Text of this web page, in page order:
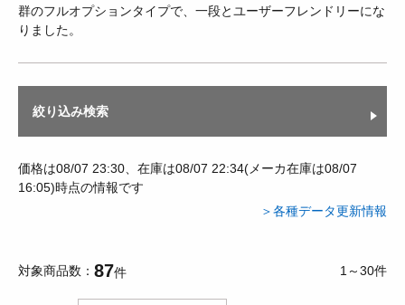
群のフルオプションタイプで、一段とユーザーフレンドリーにな
りました。
絞り込み検索
価格は08/07 23:30、在庫は08/07 22:34(メーカ在庫は08/07
16:05)時点の情報です
＞各種データ更新情報
対象商品数 87件 1～30件